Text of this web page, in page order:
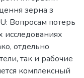
зерна з
Вопросам потерь
отдельно
так и рабочие
комплексный